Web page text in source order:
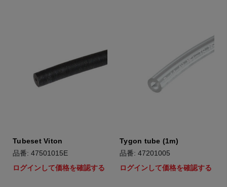
Tubeset Viton
品番: 47501015E
ログインして価格を確認する
Tygon tube (1m)
品番: 47201005
ログインして価格を確認する